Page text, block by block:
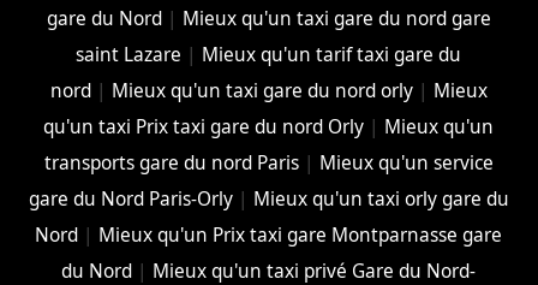
gare du Nord| Mieux qu'un taxi gare du nord gare
saint Lazare | Mieux qu'un tarif taxi gare du
nord| Mieux qu'un taxi gare du nord orly| Mieux
qu'un taxi Prix taxi gare du nord Orly | Mieux qu'un
transports gare du nord Paris| Mieux qu'un service
gare du Nord Paris-Orly| Mieux qu'un taxi orly gare du
Nord | Mieux qu'un Prix taxi gare Montparnasse gare
du Nord | Mieux qu'un taxi privé Gare du Nord-